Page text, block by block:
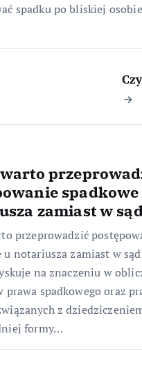
spadku po bliskiej
spadkowe
zamiast w
przeprowadzić
u notariusza zamiast w
na znaczeniu w
prawa spadkowego oraz
z
formy…